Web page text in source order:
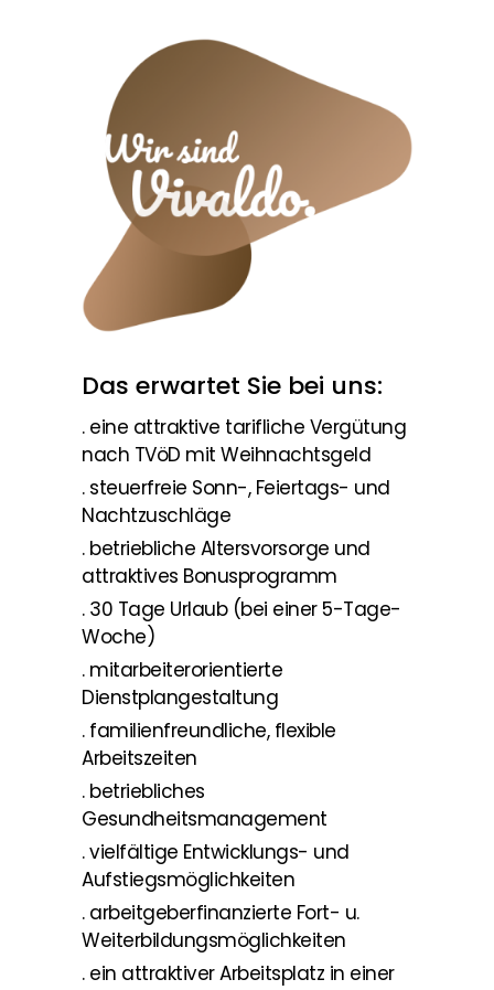
Das erwartet Sie bei uns:
. eine attraktive tarifliche Vergütung
nach TVöD mit Weihnachtsgeld
. steuerfreie Sonn-, Feiertags- und
Nachtzuschläge
. betriebliche Altersvorsorge und
attraktives Bonusprogramm
. 30 Tage Urlaub (bei einer 5-Tage-
Woche)
. mitarbeiterorientierte
Dienstplangestaltung
. familienfreundliche, flexible
Arbeitszeiten
. betriebliches
Gesundheitsmanagement
. vielfältige Entwicklungs- und
Aufstiegsmöglichkeiten
. arbeitgeberfinanzierte Fort- u.
Weiterbildungsmöglichkeiten
. ein attraktiver Arbeitsplatz in einer